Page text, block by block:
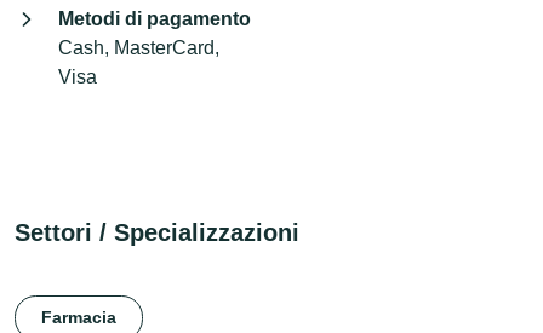
Metodi di pagamento
Cash, MasterCard,
Visa
Settori / Specializzazioni
Farmacia